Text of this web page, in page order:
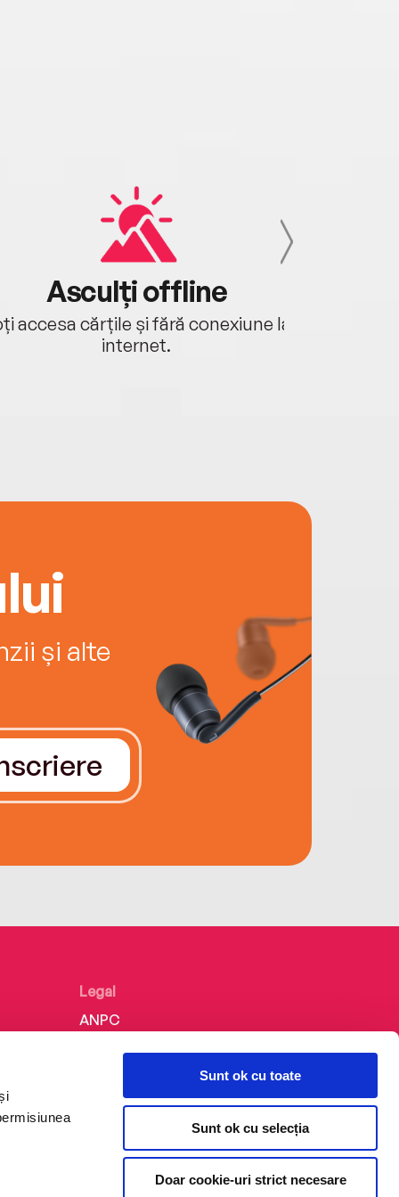
Sunt ok cu toate
Sunt ok cu selecția
Doar cookie-uri strict necesare
Asculți offline
accesa cărțile și fără conexiune la
internet.
și alte
Legal
ANPC
Politica de confidențialitate
Termeni și condiții